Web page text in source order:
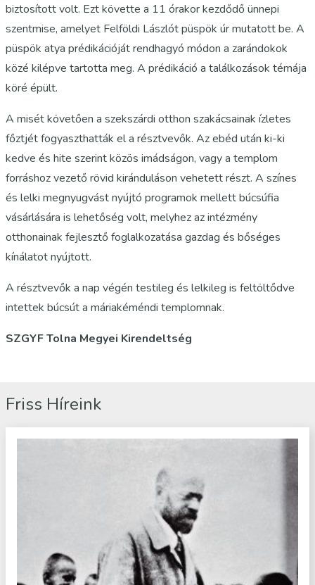
biztosított volt. Ezt követte a 11 órakor kezdődő ünnepi
szentmise, amelyet Felföldi Lászlót püspök úr mutatott be. A
püspök atya prédikációját rendhagyó módon a zarándokok
közé kilépve tartotta meg. A prédikáció a találkozások témája
köré épült.
A misét követően a szekszárdi otthon szakácsainak ízletes
főztjét fogyaszthatták el a résztvevők. Az ebéd után ki-ki
kedve és hite szerint közös imádságon, vagy a templom
forráshoz vezető rövid kiránduláson vehetett részt. A színes
és lelki megnyugvást nyújtó programok mellett búcsúfia
vásárlására is lehetőség volt, melyhez az intézmény
otthonainak fejlesztő foglalkozatása gazdag és bőséges
kínálatot nyújtott.
A résztvevők a nap végén testileg és lelkileg is feltöltődve
intettek búcsút a máriakéméndi templomnak.
SZGYF Tolna Megyei Kirendeltség
Friss Híreink